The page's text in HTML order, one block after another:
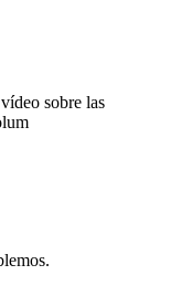
sobre las